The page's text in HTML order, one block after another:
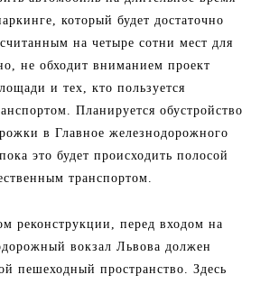
который будет достаточно
на четыре сотни мест для
не обходит вниманием проект
и тех, кто пользуется
Планируется обустройство
в Главное железнодорожного
это будет происходить полосой
транспортом.
реконструкции, перед входом на
вокзал Львова должен
пешеходный пространство. Здесь